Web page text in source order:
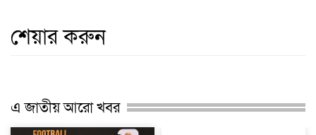
শেয়ার করুন
এ জাতীয় আরো খবর